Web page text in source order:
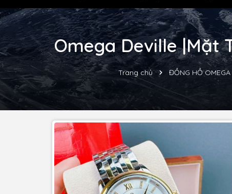
Omega Deville |Mặt
Trang chủ ĐỒNG HỒ OMEGA